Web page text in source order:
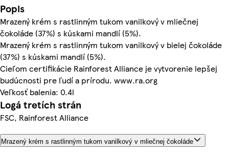
Popis
Mrazený krém s rastlinným tukom vanilkový v mliečnej
čokoláde (37%) s kúskami mandlí (5%).
Mrazený krém s rastlinným tukom vanilkový v bielej čokoláde
(37%) s kúskami mandlí (5%).
Cieľom certifikácie Rainforest Alliance je vytvorenie lepšej
budúcnosti pre ľudí a prírodu. www.ra.org
Veľkosť balenia: 0.4l
Logá tretích strán
FSC, Rainforest Alliance
Mrazený krém s rastlinným tukom vanilkový v mliečnej čokoláde